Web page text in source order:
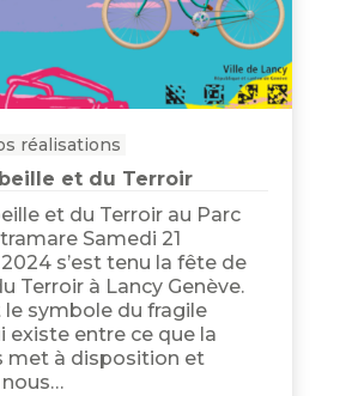
réalisations
et du Terroir
et du Terroir au Parc
Samedi 21
s’est tenu la fête de
Terroir à Lancy Genève.
le symbole du fragile
existe entre ce que la
met à disposition et
nous…